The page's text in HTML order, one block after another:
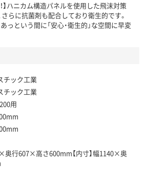
】ハニカム構造パネルを使用した飛沫対策
さらに抗菌剤も配合しており衛生的です。
っという間に「安心・衛生的」な空間に早変
チック工業
チック工業
用
奥行607×高さ600mm【内寸】幅1140×奥